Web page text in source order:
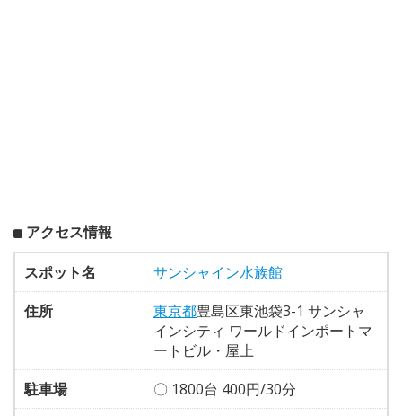
アクセス情報
スポット名
サンシャイン水族館
住所
東京都豊島区東池袋3-1 サンシャ
インシティ ワールドインポートマ
ートビル・屋上
駐車場
〇 1800台 400円/30分